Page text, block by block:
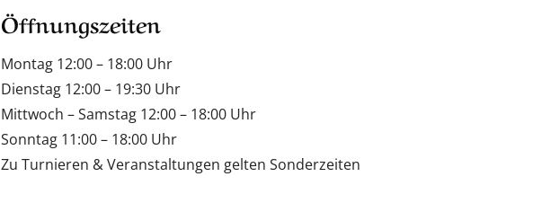
Öffnungszeiten
Montag 12:00 – 18:00 Uhr
Dienstag 12:00 – 19:30 Uhr
Mittwoch – Samstag 12:00 – 18:00 Uhr
Sonntag 11:00 – 18:00 Uhr
Zu Turnieren & Veranstaltungen gelten Sonderzeiten